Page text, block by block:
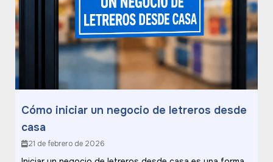
Cómo iniciar un negocio de letreros desde
casa
21 de febrero de 2026